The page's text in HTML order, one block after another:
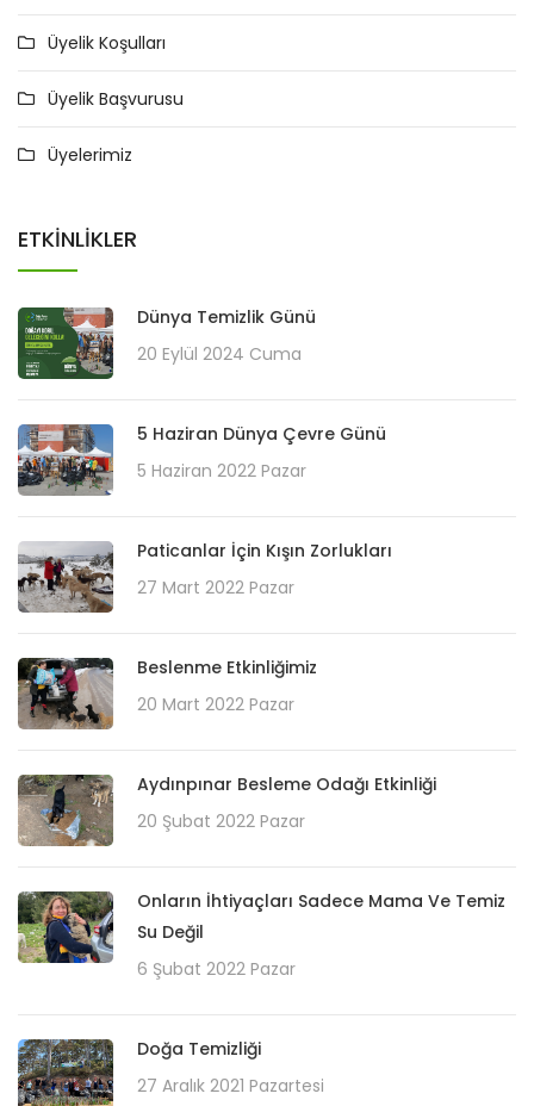
Üyelik Koşulları
Üyelik Başvurusu
Üyelerimiz
ETKINLIKLER
Dünya Temizlik Günü
20 Eylül 2024 Cuma
5 Haziran Dünya Çevre Günü
5 Haziran 2022 Pazar
Paticanlar İçin Kışın Zorlukları
27 Mart 2022 Pazar
Beslenme Etkinliğimiz
20 Mart 2022 Pazar
Aydınpınar Besleme Odağı Etkinliği
20 Şubat 2022 Pazar
Onların İhtiyaçları Sadece Mama Ve Temiz
Su Değil
6 Şubat 2022 Pazar
Doğa Temizliği
27 Aralık 2021 Pazartesi